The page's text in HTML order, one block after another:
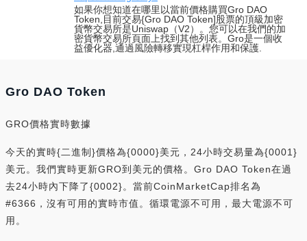
如果你想知道在哪里以當前價格購買Gro DAO
Token,目前交易{Gro DAO Token]股票的頂級加密
貨幣交易所是Uniswap（V2）。您可以在我們的加
密貨幣交易所頁面上找到其他列表。Gro是一個收
益優化器,通過風險轉移實現杠桿作用和保護.
Gro DAO Token
GRO價格實時數據
今天的實時{二進制}價格為{0000}美元，24小時交易量為{0001}
美元。我們實時更新GRO到美元的價格。Gro DAO Token在過
去24小時內下降了{0002}。當前CoinMarketCap排名為
#6366，沒有可用的實時市值。循環電源不可用，最大電源不可
用。